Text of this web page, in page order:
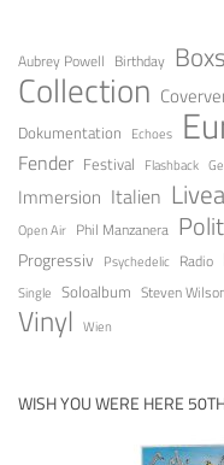
Aubrey Powell Birthday
Collection
Dokumentation Echoes
Fender Festival Flashback
Immersion Italien
Open Air Phil Manzanera
Progressiv Psychedelic Radio
Single Soloalbum Steven
Vinyl Wien
WISH YOU WERE HERE